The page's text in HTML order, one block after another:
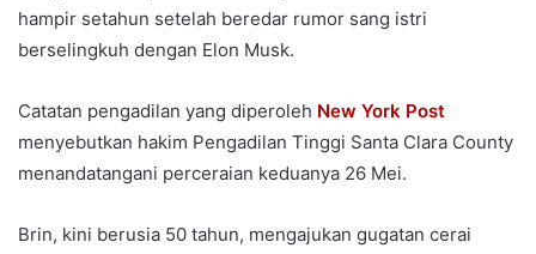
hampir setahun setelah beredar rumor sang istri
berselingkuh dengan Elon Musk.
Catatan pengadilan yang diperoleh New York Post
menyebutkan hakim Pengadilan Tinggi Santa Clara County
menandatangani perceraian keduanya 26 Mei.
Brin, kini berusia 50 tahun, mengajukan gugatan cerai